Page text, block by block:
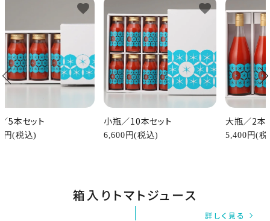
5本セット
円(税込)
favorite
小瓶／10本セット
6,600円(税込)
favorite
大瓶／2本
5,400円(税
箱入りトマトジュース
詳しく見る